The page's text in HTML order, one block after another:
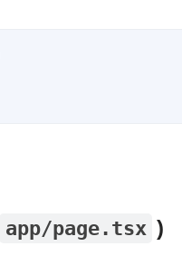
app/page.tsx )